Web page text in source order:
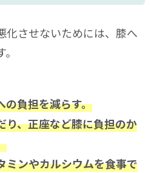
化させないためには、膝へ
の負担を減らす。
り、正座など膝に負担のか
ミンやカルシウムを食事で